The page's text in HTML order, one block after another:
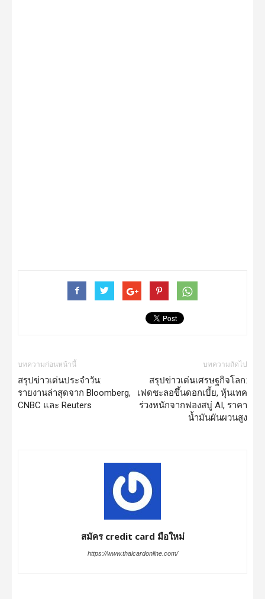
บทความก่อนหน้านี้
สรุปข่าวเด่นประจำวัน:
รายงานล่าสุดจาก Bloomberg,
CNBC และ Reuters
บทความถัดไป
สรุปข่าวเด่นเศรษฐกิจโลก:
เฟดชะลอขึ้นดอกเบี้ย, หุ้นเทค
ร่วงหนักจากฟองสบู่ AI, ราคา
น้ำมันผันผวนสูง
สมัคร credit card มือใหม่
https://www.thaicardonline.com/